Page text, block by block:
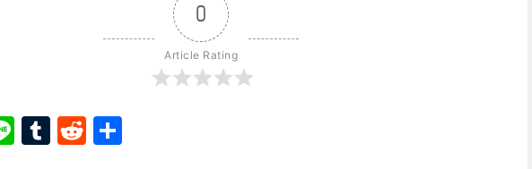
0
Article Rating
LineTumblr
Reddit